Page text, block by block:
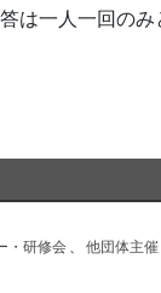
は一人一回のみ
・研修会 、 他団体主催